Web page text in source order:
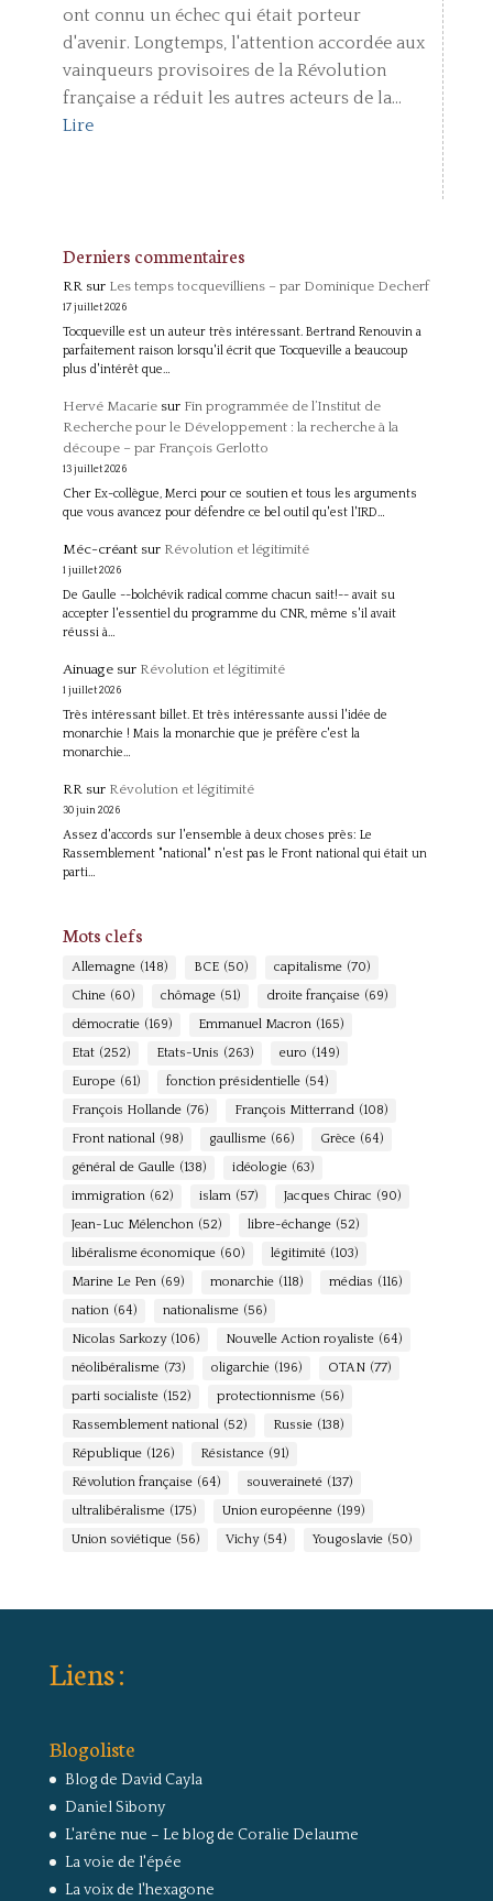
ont connu un échec qui était porteur
d'avenir. Longtemps, l'attention accordée aux
vainqueurs provisoires de la Révolution
française a réduit les autres acteurs de la...
Lire
Derniers commentaires
RRsur Les temps tocquevilliens – par Dominique Decherf
17 juillet 2026
Tocqueville est un auteur très intéressant. Bertrand Renouvin a
parfaitement raison lorsqu'il écrit que Tocqueville a beaucoup
plus d'intérêt que…
Hervé Macariesur Fin programmée de l’Institut de
Recherche pour le Développement : la recherche à la
découpe – par François Gerlotto
13 juillet 2026
Cher Ex-collègue, Merci pour ce soutien et tous les arguments
que vous avancez pour défendre ce bel outil qu'est l'IRD…
Méc-créantsur Révolution et légitimité
1 juillet 2026
De Gaulle --bolchévik radical comme chacun sait!-- avait su
accepter l'essentiel du programme du CNR, même s'il avait
réussi à…
Ainuagesur Révolution et légitimité
1 juillet 2026
Très intéressant billet. Et très intéressante aussi l'idée de
monarchie ! Mais la monarchie que je préfère c'est la
monarchie…
RRsur Révolution et légitimité
30 juin 2026
Assez d'accords sur l'ensemble à deux choses près: Le
Rassemblement "national" n'est pas le Front national qui était un
parti…
Mots clefs
Allemagne (148) BCE (50) capitalisme (70)
Chine (60) chômage (51) droite française (69)
démocratie (169) Emmanuel Macron (165)
Etat (252) Etats-Unis (263) euro (149)
Europe (61) fonction présidentielle (54)
François Hollande (76) François Mitterrand (108)
Front national (98) gaullisme (66) Grèce (64)
général de Gaulle (138) idéologie (63)
immigration (62) islam (57) Jacques Chirac (90)
Jean-Luc Mélenchon (52) libre-échange (52)
libéralisme économique (60) légitimité (103)
Marine Le Pen (69) monarchie (118) médias (116)
nation (64) nationalisme (56)
Nicolas Sarkozy (106) Nouvelle Action royaliste (64)
néolibéralisme (73) oligarchie (196) OTAN (77)
parti socialiste (152) protectionnisme (56)
Rassemblement national (52) Russie (138)
République (126) Résistance (91)
Révolution française (64) souveraineté (137)
ultralibéralisme (175) Union européenne (199)
Union soviétique (56) Vichy (54) Yougoslavie (50)
Liens :
Blogoliste
Blog de David Cayla
Daniel Sibony
L'arêne nue – Le blog de Coralie Delaume
La voie de l'épée
La voix de l'hexagone